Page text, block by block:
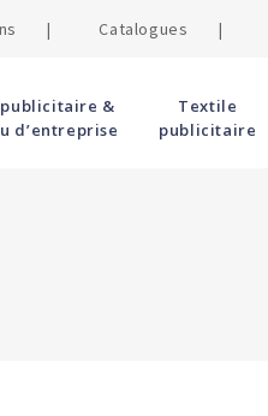
| Catalogues |
&
d’entreprise
Textile
publicitaire